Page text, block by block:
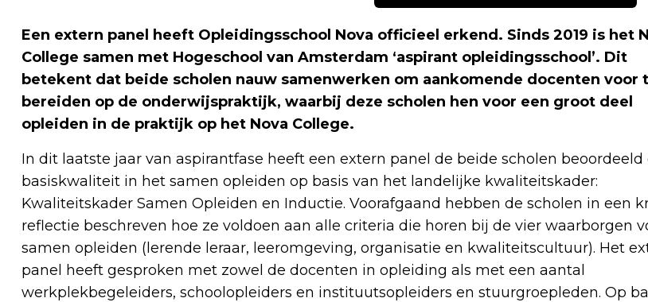
Een extern panel heeft Opleidingsschool Nova officieel erkend. Sinds 2019 is het
College samen met Hogeschool van Amsterdam ‘aspirant opleidingsschool’. Dit
betekent dat beide scholen nauw samenwerken om aankomende docenten voor
bereiden op de onderwijspraktijk, waarbij deze scholen hen voor een groot deel
opleiden in de praktijk op het Nova College.
In dit laatste jaar van aspirantfase heeft een extern panel de beide scholen beoordeeld
basiskwaliteit in het samen opleiden op basis van het landelijke kwaliteitskader:
Kwaliteitskader Samen Opleiden en Inductie. Voorafgaand hebben de scholen in een
reflectie beschreven hoe ze voldoen aan alle criteria die horen bij de vier waarborgen
samen opleiden (lerende leraar, leeromgeving, organisatie en kwaliteitscultuur). Het
panel heeft gesproken met zowel de docenten in opleiding als met een aantal
werkplekbegeleiders, schoolopleiders en instituutsopleiders en stuurgroepleden. Op